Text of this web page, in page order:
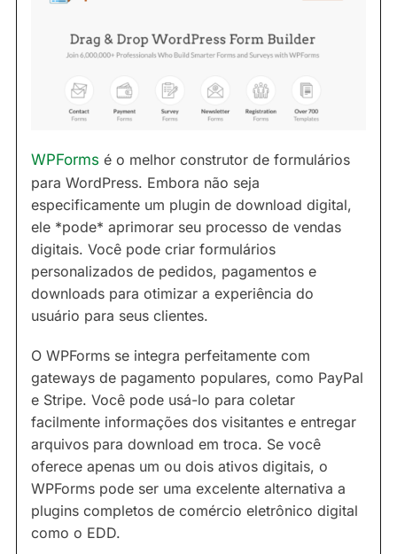
WPForms é o melhor construtor de formulários
para WordPress. Embora não seja
especificamente um plugin de download digital,
ele *pode* aprimorar seu processo de vendas
digitais. Você pode criar formulários
personalizados de pedidos, pagamentos e
downloads para otimizar a experiência do
usuário para seus clientes.
O WPForms se integra perfeitamente com
gateways de pagamento populares, como PayPal
e Stripe. Você pode usá-lo para coletar
facilmente informações dos visitantes e entregar
arquivos para download em troca. Se você
oferece apenas um ou dois ativos digitais, o
WPForms pode ser uma excelente alternativa a
plugins completos de comércio eletrônico digital
como o EDD.